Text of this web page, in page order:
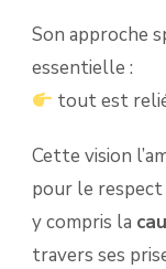
Son approche
essentielle :
tout est
Cette vision
pour le
y compris la
travers ses